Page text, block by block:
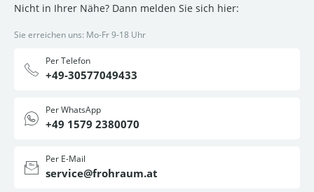
Nicht in Ihrer Nähe? Dann melden Sie sich hier:
Sie erreichen uns: Mo-Fr 9-18 Uhr
Per Telefon
+49-30577049433
Per WhatsApp
+49 1579 2380070
Per E-Mail
service@frohraum.at